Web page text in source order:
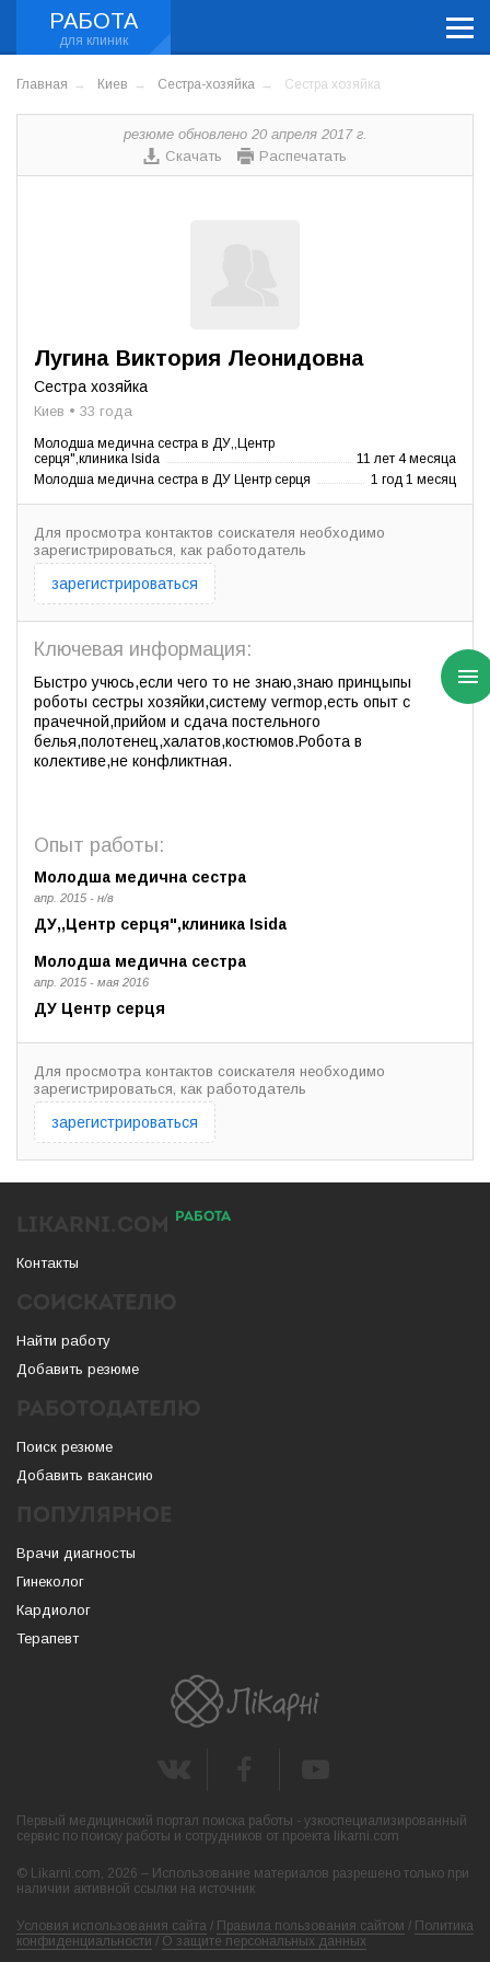
РАБОТА
Главная Киев Сестра-хозяйка Сестра хозяйка
резюме обновлено 20 апреля 2017 г.
Скачать
Распечатать
Лугина Виктория Леонидовна
Сестра хозяйка
Киев • 33 года
Молодша медична сестра в ДУ,,Центр
серця",клиника Isida
11 лет 4 месяца
Молодша медична сестра в ДУ Центр серця
1 год 1 месяц
Для просмотра контактов соискателя необходимо
зарегистрироваться, как работодатель
зарегистрироваться
Ключевая информация:
Быстро учюсь,если чего то не знаю,знаю принцыпы
роботы сестры хозяйки,систему vermop,есть опыт с
прачечной,прийом и сдача постельного
белья,полотенец,халатов,костюмов.Робота в
колективе,не конфликтная.
Опыт работы:
Молодша медична сестра
апр. 2015 - н/в
ДУ,,Центр серця",клиника Isida
Молодша медична сестра
апр. 2015 - мая 2016
ДУ Центр серця
Для просмотра контактов соискателя необходимо
зарегистрироваться, как работодатель
зарегистрироваться
РАБОТА
Контакты
Найти работу
Добавить резюме
Поиск резюме
Добавить вакансию
Врачи диагносты
Гинеколог
Кардиолог
Терапевт
Первый медицинский портал поиска работы - узкоспециализированный
сервис по поиску работы и сотрудников от проекта likarni.com
© Likarni.com, 2026 – Использование материалов разрешено только при
наличии активной ссылки на источник
Условия использования сайта / Правила пользования сайтом / Политика
конфиденциальности / О защите персональных данных